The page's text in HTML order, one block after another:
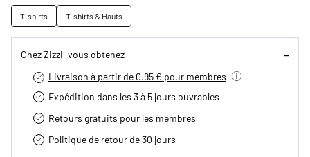
T-shirts T-shirts & Hauts
Chez Zizzi, vous obtenez
Livraison à partir de 0.95 € pour membres
Expédition dans les 3 à 5 jours ouvrables
Retours gratuits pour les membres
Politique de retour de 30 jours